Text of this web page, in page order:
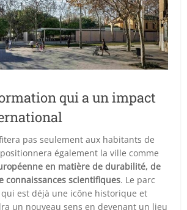
qui a un impact
pas seulement aux habitants de
également la ville comme
en matière de durabilité, de
connaissances scientifiques. Le parc
est déjà une icône historique et
un nouveau sens en devenant un lieu